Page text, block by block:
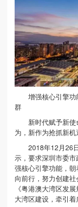
增强核心引擎
群
新时代赋予新
为，新作为抢抓新机
2018年12月26
示，要求深圳市委
强核心引擎功能，
向前行，努力创建
《粤港澳大湾区发
大湾区建设，牵引着